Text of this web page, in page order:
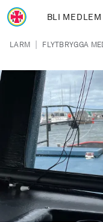
Hoppa till huvudinnehåll
BLI MEDLEM
Länkstig
LARM | FLYTBRYGGA